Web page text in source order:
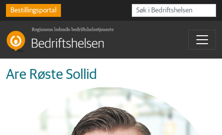
Bestillingsportal
Are Røste Sollid